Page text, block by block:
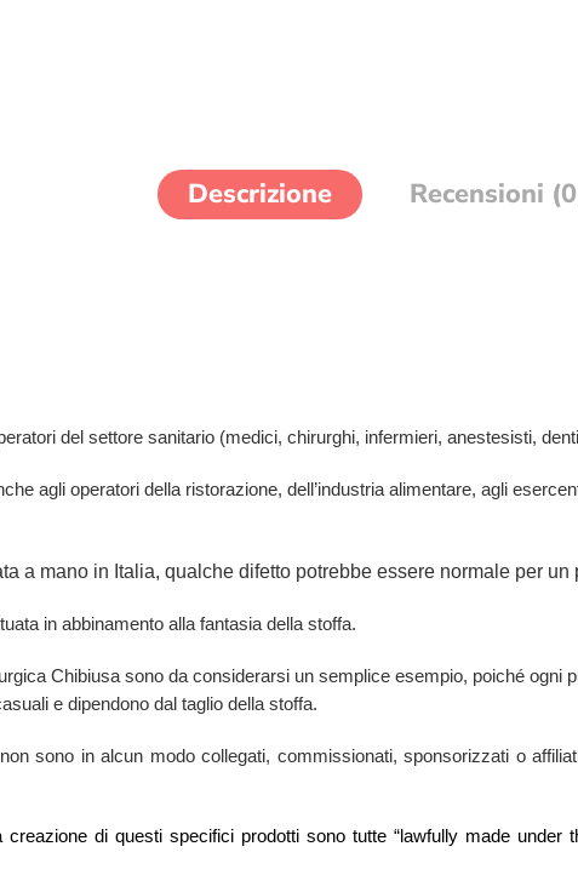
Descrizione Recensioni
del settore sanitario (medici, chirurghi, infermieri, anestesisti,
agli operatori della ristorazione, dell’industria alimentare, agli
a mano in Italia, qualche difetto potrebbe essere normale per
in abbinamento alla fantasia della stoffa.
Chibiusa sono da considerarsi un semplice esempio, poiché ogni
e dipendono dal taglio della stoffa.
sono in alcun modo collegati, commissionati, sponsorizzati o
di questi specifici prodotti sono tutte “lawfully made